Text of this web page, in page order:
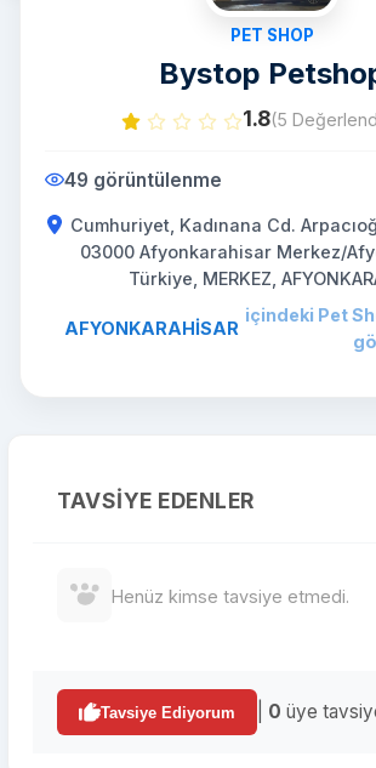
PET SHOP
Bystop
1.8(5
49 görüntülenme
Cumhuriyet, Kadınana Cd.
03000 Afyonkarahisar Merkez/
Türkiye, MERKEZ,
AFYONKARAHİSAR
içindeki Pet
TAVSIYE EDENLER
Henüz kimse tavsiye etmedi.
Tavsiye Ediyorum 0 üye